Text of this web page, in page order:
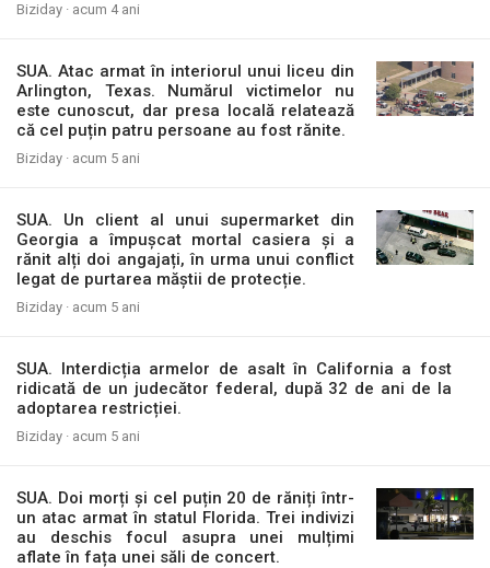
Biziday · acum 4 ani
SUA. Atac armat în interiorul unui liceu din
Arlington, Texas. Numărul victimelor nu
este cunoscut, dar presa locală relatează
că cel puțin patru persoane au fost rănite.
Biziday · acum 5 ani
SUA. Un client al unui supermarket din
Georgia a împușcat mortal casiera și a
rănit alți doi angajați, în urma unui conflict
legat de purtarea măștii de protecție.
Biziday · acum 5 ani
SUA. Interdicția armelor de asalt în California a fost
ridicată de un judecător federal, după 32 de ani de la
adoptarea restricției.
Biziday · acum 5 ani
SUA. Doi morți și cel puțin 20 de răniți într-
un atac armat în statul Florida. Trei indivizi
au deschis focul asupra unei mulțimi
aflate în fața unei săli de concert.